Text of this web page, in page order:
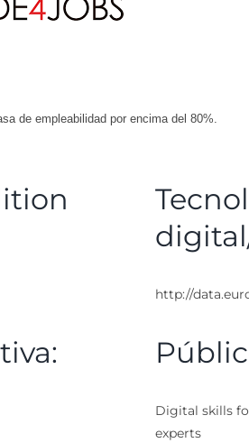
de empleabilidad por encima del 80%.
http://
Digital skills
experts